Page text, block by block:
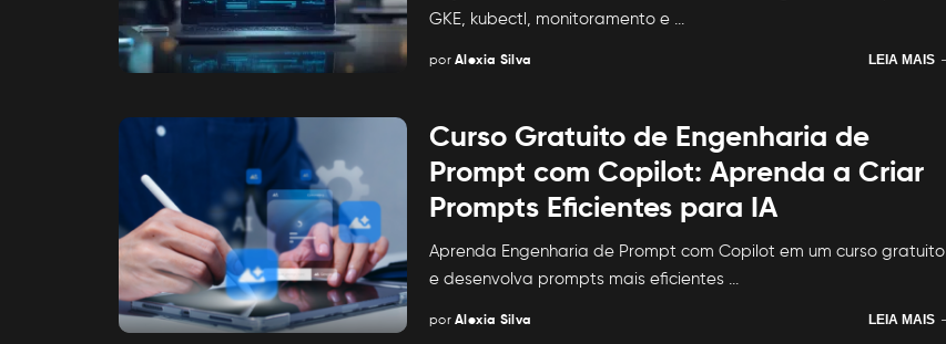
GKE, kubectl, monitoramento e
Posted
por Alexia Silva LEIA MAIS
Curso Gratuito de Engenharia de
Prompt com Copilot: Aprenda a Criar
Prompts Eficientes para IA
Aprenda Engenharia de Prompt com Copilot em um curso gratuito
e desenvolva prompts mais eficientes
Posted
por Alexia Silva LEIA MAIS